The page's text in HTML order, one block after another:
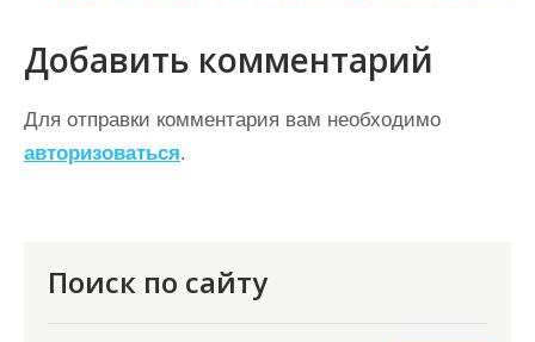
и
г
а
Добавить комментарий
Для отправки комментария вам необходимо
авторизоваться.
Поиск по сайту